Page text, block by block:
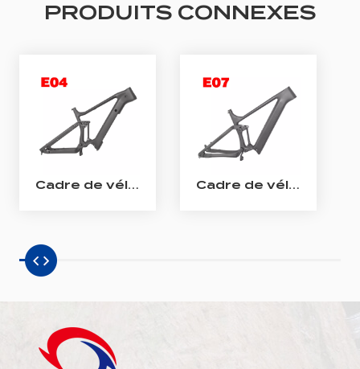
PRODUITS CONNEXES
Cadre de vélo électrique Enduro Cadre de VTT électrique à suspension complète en carbone Bafang M510/M560 Cadre de vélo électrique All Mountain en carbone Cadre de VTT électrique à suspension complète en carbone Shimano EP801